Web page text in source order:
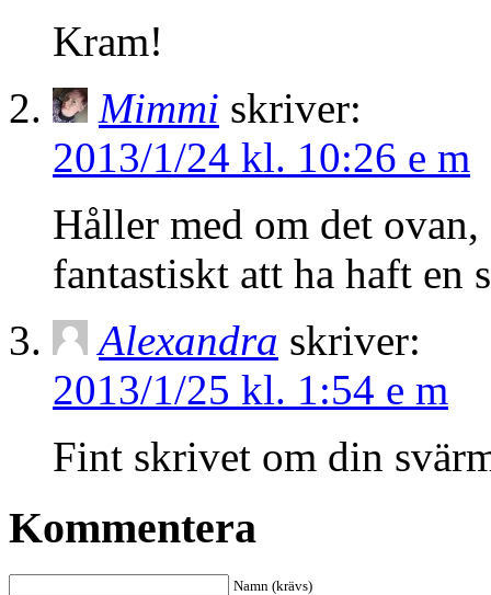
Kram!
Mimmi skriver:
2013/1/24 kl. 10:26 e m
Håller med om det
fantastiskt att ha haft en
Alexandra skriver:
2013/1/25 kl. 1:54 e m
Fint skrivet om din
Kommentera
Namn (krävs)